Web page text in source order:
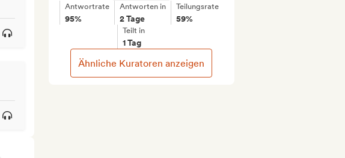
Antwortrate
95%
Antworten in
2 Tage
Teilungsrate
59%
Teilt in
1 Tag
Ähnliche Kuratoren anzeigen